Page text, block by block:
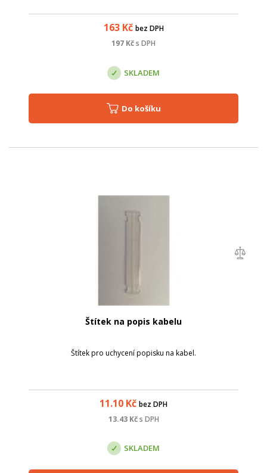
163Kč bez DPH
197 Kčs DPH
SKLADEM
Do košíku
Štítek na popis kabelu
Štítek pro uchycení popisku na kabel.
11.10 Kč bez DPH
13.43Kč s DPH
SKLADEM